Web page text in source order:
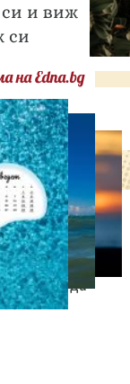
си и виж
си
на Edna.bg
късно:
Мерилин
да